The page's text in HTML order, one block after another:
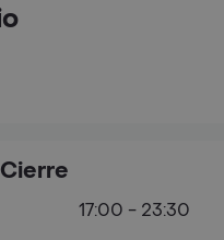
17:00 - 23:30